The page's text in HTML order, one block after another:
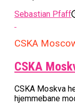
Sebastian Pfaff
CSKA
CSKA
CSKA Moskva
hjemmebane